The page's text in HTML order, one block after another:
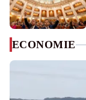
ECONOMIE